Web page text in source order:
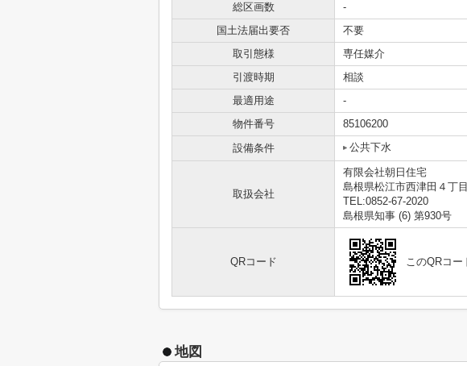
総区画数
-
国土法届出要否
不要
取引態様
専任媒介
引渡時期
相談
最適用途
-
物件番号
85106200
設備条件
公共下水
取扱会社
有限会社朝日住宅
島根県松江市西津田４丁
TEL:0852-67-2020
島根県知事 (6) 第930号
QRコード このQRコー
地図